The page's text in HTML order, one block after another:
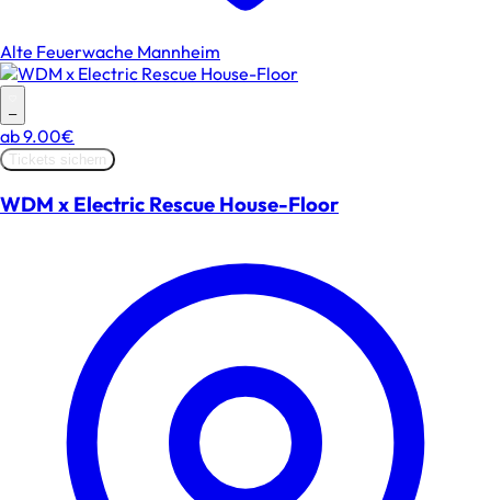
Alte Feuerwache Mannheim
–
ab9.00€
Tickets sichern
WDM x Electric Rescue House-Floor